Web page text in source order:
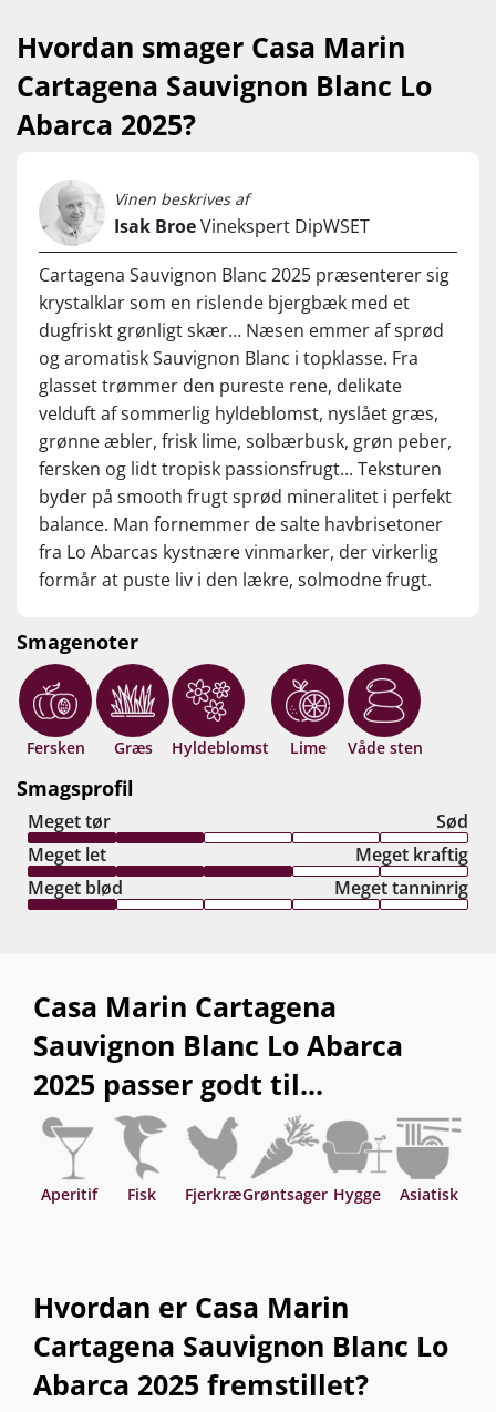
Casa Marin laver tilmed Cartagena på Sancerre-klonen
”242”, der giver Sauvignon Blanc med et særligt højt
kvalitetspotentiale. Og du smager det straks...
Kvaliteten er logisk… Hele to gange er Casa Marin løbet med
Decanter World Wine Awards.
Vine på Casa Marins internationale topniveau har normalt
nogle helt anderledes kostbare prisskilte hængende om
halsen. Den attraktive pris skal desværre ses i lyset af, at
chilensk vineksport er styrtdykket de seneste år med op til
30 %...
Den resulterende afsætningskrise tvinger selv de landets
bedste vinhuse til at falbyde deres topprodukter til absurde
hverdagspriser… Vinderen er dig som forbruger, der får
enestående god value i dette topglas!
Nyd den til sprøde salater, fisk og skaldyr, sushi, asparges,
frisk tomat og pikante oste. Servér ved 8-12°C.
Hvordan smager Casa Marin
Cartagena Sauvignon Blanc Lo
Abarca 2025?
Vinen beskrives af
Isak BroeVinekspert DipWSET
Cartagena Sauvignon Blanc 2025 præsenterer sig
krystalklar som en rislende bjergbæk med et
dugfriskt grønligt skær… Næsen emmer af sprød
og aromatisk Sauvignon Blanc i topklasse. Fra
glasset trømmer den pureste rene, delikate
velduft af sommerlig hyldeblomst, nyslået græs,
grønne æbler, frisk lime, solbærbusk, grøn peber,
fersken og lidt tropisk passionsfrugt... Teksturen
byder på smooth frugt sprød mineralitet i perfekt
balance. Man fornemmer de salte havbrisetoner
fra Lo Abarcas kystnære vinmarker, der virkerlig
formår at puste liv i den lækre, solmodne frugt.
tonvis af terroir – perfekte Sauvignon Blanc til
prisen! Drik nu, eller gem 5-8 år fra høståret.
Smagenoter
Fersken Græs Hyldeblomst Lime Våde sten
Smagsprofil
Meget tør
Sød
Meget let
Meget kraftig
Meget blød
Meget tanninrig
Casa Marin Cartagena
Sauvignon Blanc Lo Abarca
2025 passer godt til...
Aperitif Fisk FjerkræGrøntsager Hygge Asiatisk
Hvordan er Casa Marin
Cartagena Sauvignon Blanc Lo
Abarca 2025 fremstillet?